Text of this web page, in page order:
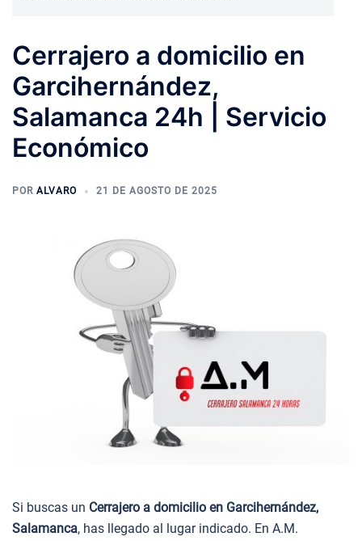
Cerrajero a domicilio en
Garcihernández,
Salamanca 24h | Servicio
Económico
POR ALVARO 21 DE AGOSTO DE 2025
Si buscas un Cerrajero a domicilio en Garcihernández,
Salamanca, has llegado al lugar indicado. En A.M.